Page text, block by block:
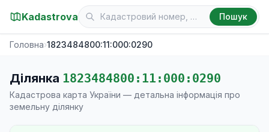
Kadastrova Пошук
Головна›1823484800:11:000:0290
Ділянка 1823484800:11:000:0290
Кадастрова карта України — детальна інформація про
земельну ділянку